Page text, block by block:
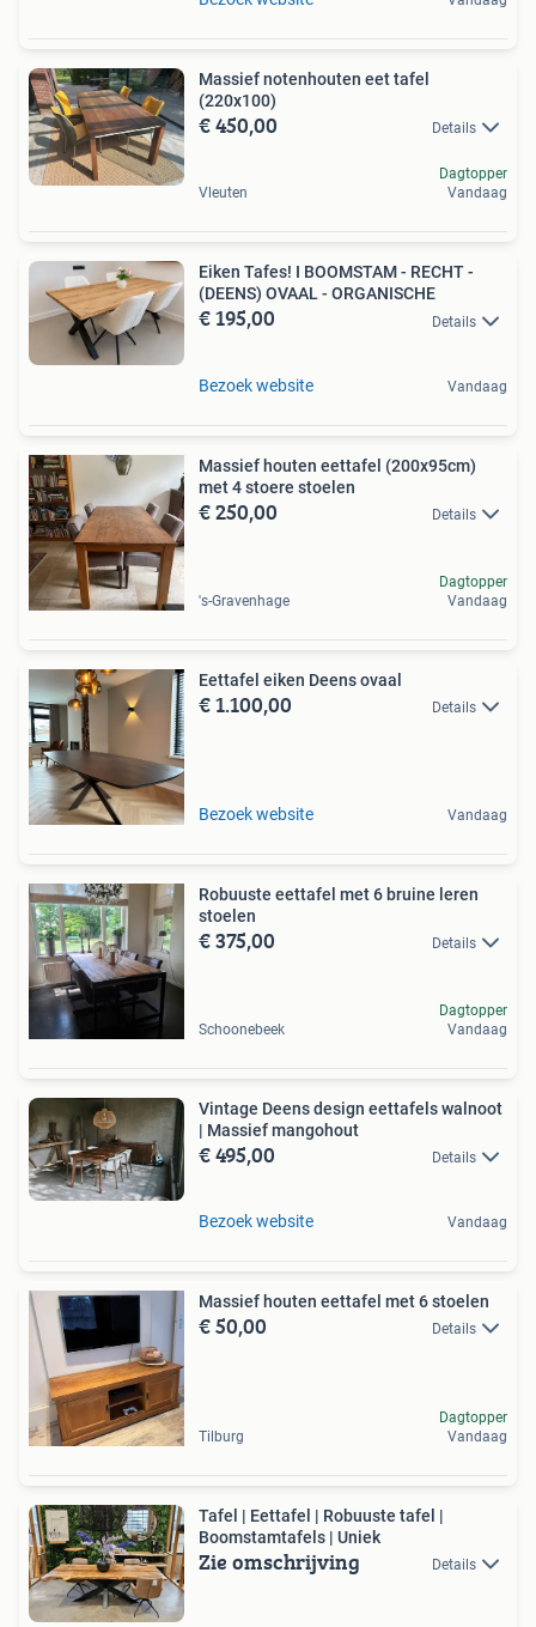
Massief notenhouten eet tafel
(220x100)
€ 450,00 Details
Vleuten
Dagtopper
Vandaag
Eiken Tafes! I BOOMSTAM - RECHT -
(DEENS) OVAAL - ORGANISCHE
€ 195,00 Details
Bezoek website Vandaag
Massief houten eettafel (200x95cm)
met 4 stoere stoelen
€ 250,00 Details
's-Gravenhage
Dagtopper
Vandaag
Eettafel eiken Deens ovaal
€ 1.100,00 Details
Bezoek website Vandaag
Robuuste eettafel met 6 bruine leren
stoelen
€ 375,00 Details
Schoonebeek
Dagtopper
Vandaag
Vintage Deens design eettafels walnoot
| Massief mangohout
€ 495,00 Details
Bezoek website Vandaag
Massief houten eettafel met 6 stoelen
€ 50,00 Details
Tilburg
Dagtopper
Vandaag
Tafel | Eettafel | Robuuste tafel |
Boomstamtafels | Uniek
Zie omschrijving Details